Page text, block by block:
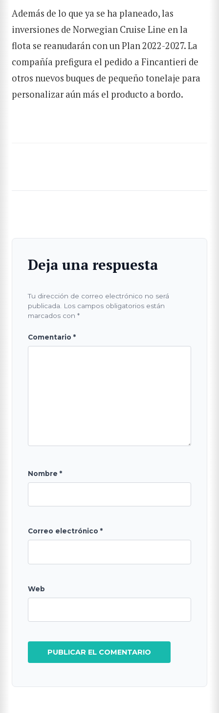
BUSCAR
Además de lo que ya se ha planeado, las
inversiones de Norwegian Cruise Line en la
flota se reanudarán con un Plan 2022-2027. La
compañía prefigura el pedido a Fincantieri de
otros nuevos buques de pequeño tonelaje para
personalizar aún más el producto a bordo.
Deja una respuesta
Tu dirección de correo electrónico no será
publicada.
Los campos obligatorios están
marcados con *
Comentario *
Nombre *
Correo electrónico *
Web